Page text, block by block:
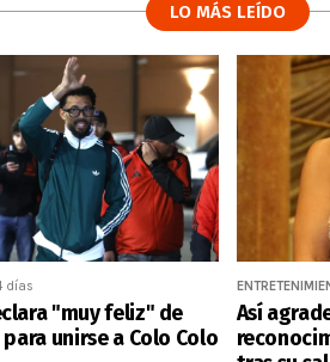
LO MÁS LEÍDO
días
"muy feliz" de
unirse a Colo Colo
Así